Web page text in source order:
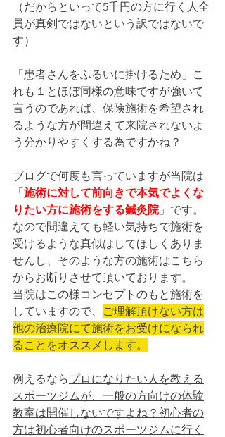
（だからといって5千円の方に行く人全
員が真剣ではないという訳ではないで
す）
「患者さんをふるいに掛けるため」こ
れも１とほぼ同様の意味ですが強いて
言うのであれば、 保険施術を希望され
るような方が間違えて来院されないよ
う分かりやすくする為ですかね？
ブログで何度も言っていますが当院は
「施術に対して前向きで本気でよくな
りたい方に施術をする鍼灸院」です。
なので間違えても軽い気持ちで施術を
受けるような真似はしてほしくありま
せんし、そのような方の施術はこちら
からお断りさせて頂いております。
当院はこの様コンセプトのもと施術を
していますので、
ご理解頂けない方は
他の治療院にて施術をお受けになられ
ることをオススメします。
例えるならプロになりたい人を教える
スポーツジムが、一般の方向けの体験
教室は開催しないですよね？初心者の
方は初心者向けのスポーツジムに行く